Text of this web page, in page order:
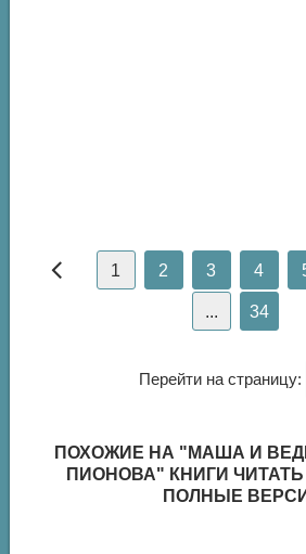
1 2 3 4
... 34
Перейти на страницу:
ПОХОЖИЕ НА "МАША И
ПИОНОВА" КНИГИ
ПОЛНЫЕ